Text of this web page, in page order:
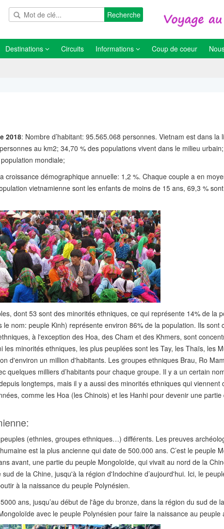
Recherche
Destinations Circuits Informations Coup de coeur
2018: Nombre d’habitant: 95.565.068 personnes. Vietnam est dans la
au km2; 34,70 % des populations vivent dans le milieu
mondiale;
croissance démographique annuelle: 1,2 %. Chaque couple a en
vietnamienne sont les enfants de moins de 15 ans, 69,3 %
dont 53 sont des minorités ethniques, ce qui représente 14% de la
nom: peuple Kinh) représente environ 86% de la population. Ils sont
à l'exception des Hoa, des Cham et des Khmers, sont
minorités ethniques, les plus peuplées sont les Tay, les Thaïs, les
d'environ un million d'habitants. Les groupes ethniques Brau, Ro
quelques milliers d’habitants pour chaque groupe. Il y a un certain
longtemps, mais il y a aussi des minorités ethniques qui viennent
comme les Hoa (les Chinois) et les Hanhi pour devenir une partie
(ethnies, groupes ethniques…) différents. Les preuves
est la plus ancienne qui date de 500.000 ans. C’est le peuple
avant, une partie du peuple Mongoloïde, qui vivait au nord de la
de la Chine, jusqu'à la région d'Indochine d’aujourd'hui. Ici, le
à la naissance du peuple Polynésien.
ans, jusqu’au début de l'âge du bronze, dans la région du sud de
avec le peuple Polynésien pour faire la naissance au peuple